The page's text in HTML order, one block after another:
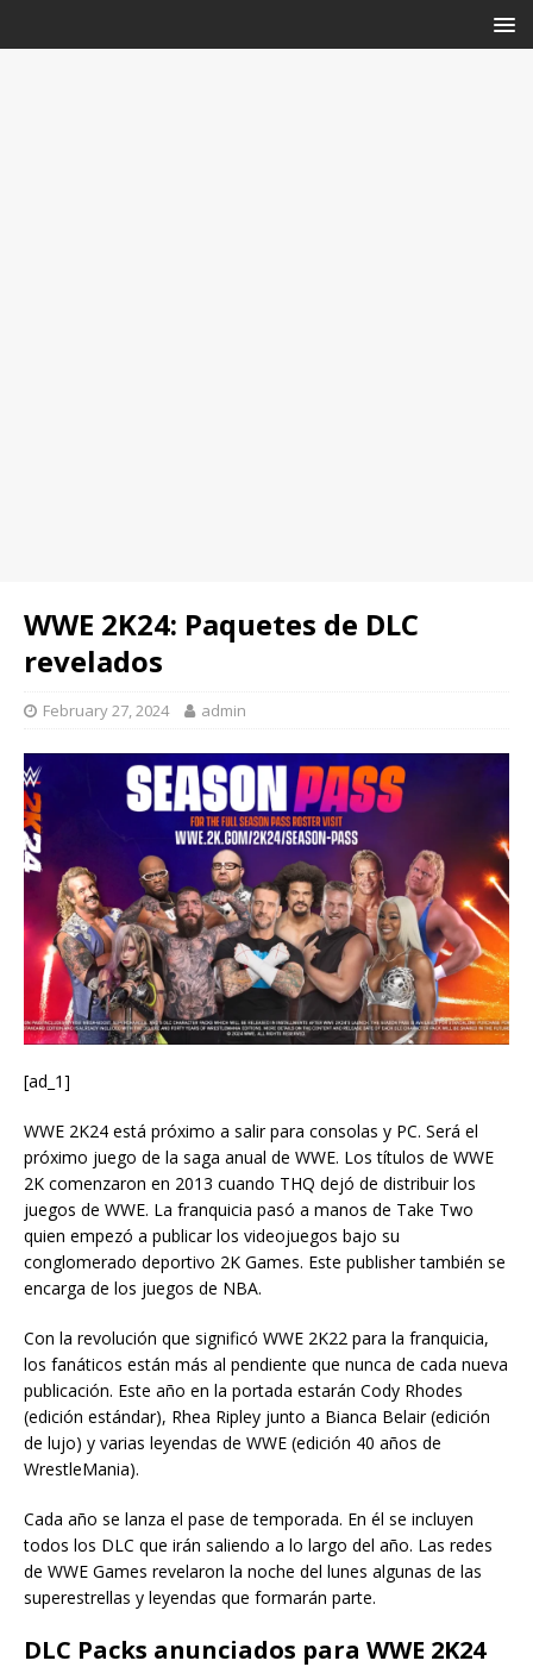
WWE 2K24: Paquetes de DLC
revelados
February 27, 2024 admin
[ad_1]
WWE 2K24 está próximo a salir para consolas y PC. Será el
próximo juego de la saga anual de WWE. Los títulos de WWE
2K comenzaron en 2013 cuando THQ dejó de distribuir los
juegos de WWE. La franquicia pasó a manos de Take Two
quien empezó a publicar los videojuegos bajo su
conglomerado deportivo 2K Games. Este publisher también se
encarga de los juegos de NBA.
Con la revolución que significó WWE 2K22 para la franquicia,
los fanáticos están más al pendiente que nunca de cada nueva
publicación. Este año en la portada estarán Cody Rhodes
(edición estándar), Rhea Ripley junto a Bianca Belair (edición
de lujo) y varias leyendas de WWE (edición 40 años de
WrestleMania).
Cada año se lanza el pase de temporada. En él se incluyen
todos los DLC que irán saliendo a lo largo del año. Las redes
de WWE Games revelaron la noche del lunes algunas de las
superestrellas y leyendas que formarán parte.
DLC Packs anunciados para WWE 2K24